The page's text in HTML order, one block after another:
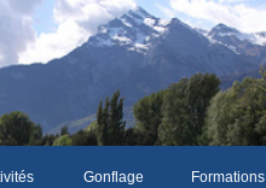
Gonflage Formations